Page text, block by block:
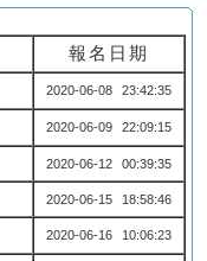
報名日期
2020-06-08 23:42:35
2020-06-09 22:09:15
2020-06-12 00:39:35
2020-06-15 18:58:46
2020-06-16 10:06:23